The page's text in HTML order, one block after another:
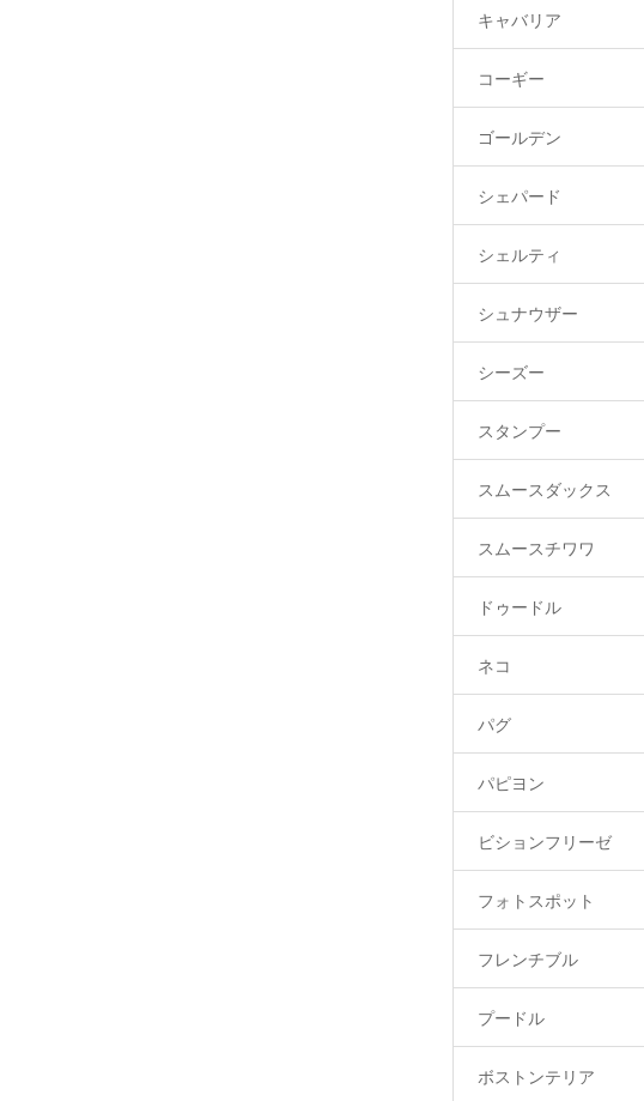
キャバリア
コーギー
ゴールデン
シェパード
シェルティ
シュナウザー
シーズー
スタンプー
スムースダックス
スムースチワワ
ドゥードル
ネコ
パグ
パピヨン
ビションフリーゼ
フォトスポット
フレンチブル
プードル
ボストンテリア